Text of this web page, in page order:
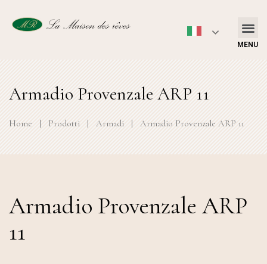
MENU
Armadio Provenzale ARP 11
Home | Prodotti | Armadi | Armadio Provenzale ARP 11
Armadio Provenzale ARP
11